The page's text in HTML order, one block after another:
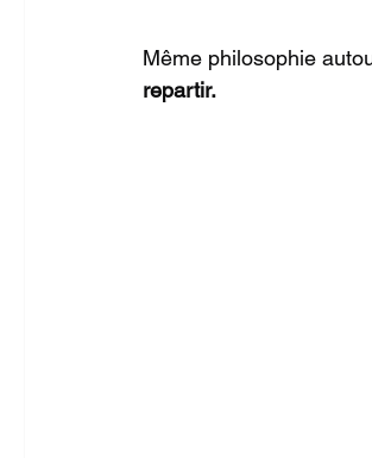
Même philosophie
repartir.